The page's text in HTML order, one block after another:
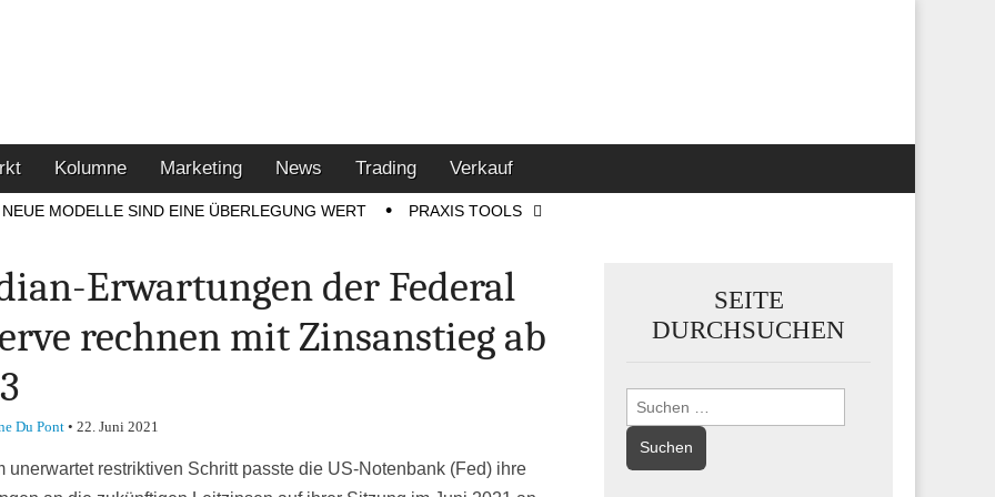
Kolumne Marketing News Trading Verkauf
NEUE MODELLE SIND EINE ÜBERLEGUNG WERT PRAXIS TOOLS
Erwartungen der Federal
rechnen mit Zinsanstieg ab
Du Pont• 22. Juni 2021
unerwartet restriktiven Schritt passte die US-Notenbank (Fed) ihre
SEITE
DURCHSUCHEN
Suchen
nach: